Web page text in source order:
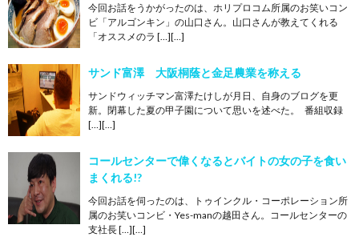
今回お話をうかがったのは、ホリプロコム所属のお笑いコン
ビ「アルゴンキン」の山口さん。山口さんが教えてくれる
「オススメのラ […][…]
サンド富澤 大阪桐蔭と金足農業を称える
サンドウィッチマン富澤たけしが月日、自身のブログを更
新。閉幕した夏の甲子園について思いを述べた。 番組収録
[…][…]
コールセンターで偉くなるとバイトの女の子を食い
まくれる!?
今回お話を伺ったのは、トゥインクル・コーポレーション所
属のお笑いコンビ・Yes-manの越田さん。コールセンターの
支社長 […][…]